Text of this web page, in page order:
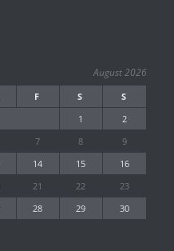
August 2026
F S
S
1
2
7 8
9
14 15
16
21 22
23
28 29
30